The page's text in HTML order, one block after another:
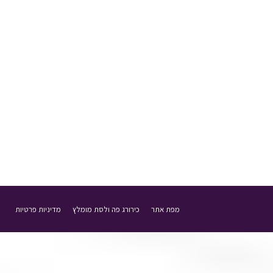
מפת אתר כירורג פה ולסת מומלץ מדיניות פרטיות